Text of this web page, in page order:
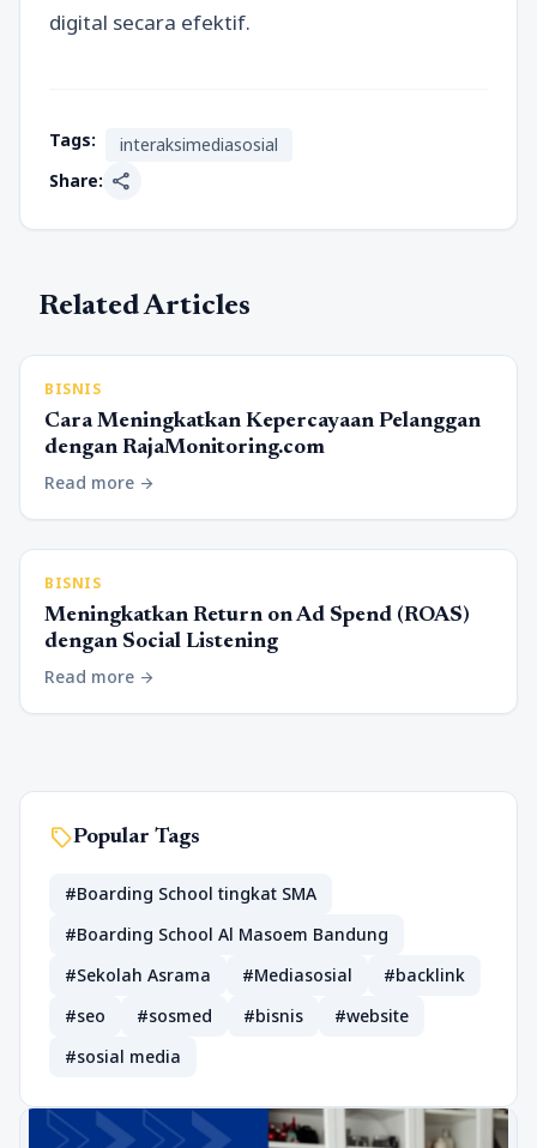
digital secara efektif.
Tags:
interaksimediasosial
Share: share
Related Articles
BISNIS
Cara Meningkatkan Kepercayaan Pelanggan
dengan RajaMonitoring.com
Read more arrow_forward
BISNIS
Meningkatkan Return on Ad Spend (ROAS)
dengan Social Listening
Read more arrow_forward
sellPopular Tags
#Boarding School tingkat SMA
#Boarding School Al Masoem Bandung
#Sekolah Asrama
#Mediasosial
#backlink
#seo
#sosmed #bisnis
#website
#sosial media